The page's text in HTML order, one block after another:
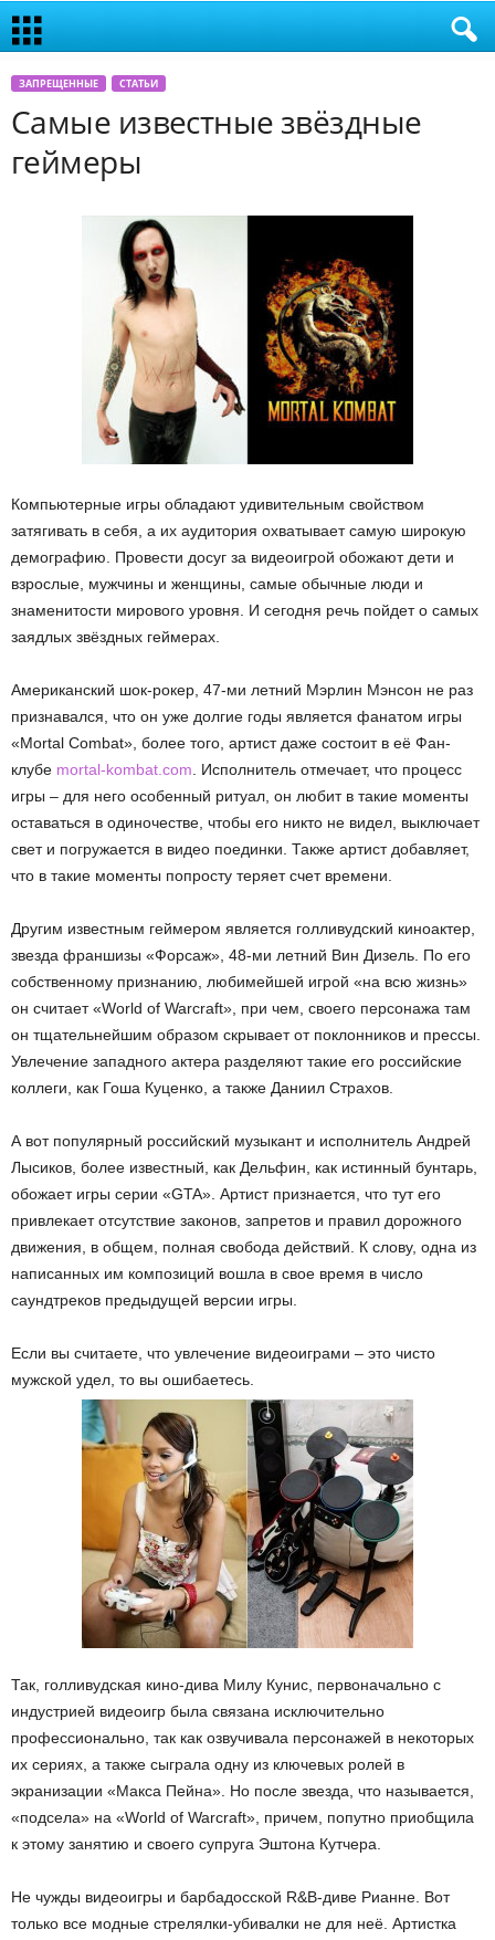
ЗАПРЕЩЕННЫЕ СТАТЬИ
Самые известные звёздные
геймеры
Компьютерные игры обладают удивительным свойством
затягивать в себя, а их аудитория охватывает самую широкую
демографию. Провести досуг за видеоигрой обожают дети и
взрослые, мужчины и женщины, самые обычные люди и
знаменитости мирового уровня. И сегодня речь пойдет о самых
заядлых звёздных геймерах.
Американский шок-рокер, 47-ми летний Мэрлин Мэнсон не раз
признавался, что он уже долгие годы является фанатом игры
«Mortal Combat», более того, артист даже состоит в её Фан-
клубе mortal-kombat.com . Исполнитель отмечает, что процесс
игры – для него особенный ритуал, он любит в такие моменты
оставаться в одиночестве, чтобы его никто не видел, выключает
свет и погружается в видео поединки. Также артист добавляет,
что в такие моменты попросту теряет счет времени.
Другим известным геймером является голливудский киноактер,
звезда франшизы «Форсаж», 48-ми летний Вин Дизель. По его
собственному признанию, любимейшей игрой «на всю жизнь»
он считает «World of Warcraft», при чем, своего персонажа там
он тщательнейшим образом скрывает от поклонников и прессы.
Увлечение западного актера разделяют такие его российские
коллеги, как Гоша Куценко, а также Даниил Страхов.
А вот популярный российский музыкант и исполнитель Андрей
Лысиков, более известный, как Дельфин, как истинный бунтарь,
обожает игры серии «GTA». Артист признается, что тут его
привлекает отсутствие законов, запретов и правил дорожного
движения, в общем, полная свобода действий. К слову, одна из
написанных им композиций вошла в свое время в число
саундтреков предыдущей версии игры.
Если вы считаете, что увлечение видеоиграми – это чисто
мужской удел, то вы ошибаетесь.
Так, голливудская кино-дива Милу Кунис, первоначально с
индустрией видеоигр была связана исключительно
профессионально, так как озвучивала персонажей в некоторых
их сериях, а также сыграла одну из ключевых ролей в
экранизации «Макса Пейна». Но после звезда, что называется,
«подсела» на «World of Warcraft», причем, попутно приобщила
к этому занятию и своего супруга Эштона Кутчера.
Не чужды видеоигры и барбадосской R&B-диве Рианне. Вот
только все модные стрелялки-убивалки не для неё. Артистка